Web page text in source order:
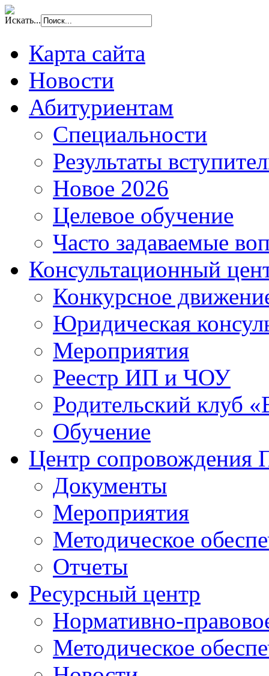
Искать...
Карта сайта
Новости
Абитуриентам
Специальности
Результаты
Новое 2026
Целевое обучение
Часто задаваемые
Консультационный
Конкурсное
Юридическая
Мероприятия
Реестр ИП и ЧОУ
Родительский клуб
Обучение
Центр сопровождения
Документы
Мероприятия
Методическое
Отчеты
Ресурсный центр
Нормативно-
Методическое